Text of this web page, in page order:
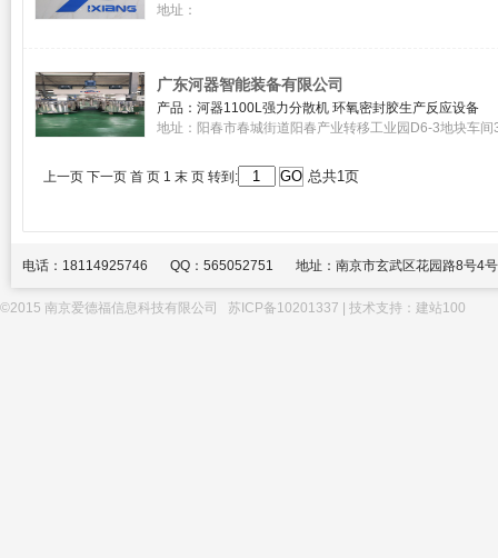
地址：
广东河器智能装备有限公司
产品： 河器1100L强力分散机 环氧密封胶生产反应设备
地址：阳春市春城街道阳春产业转移工业园D6-3地块车间
上一页 下一页 首 页 1 末 页 转到: 总共1页
电话：18114925746 QQ：565052751 地址：南京市玄武区花园路8号4
©2015 南京爱德福信息科技有限公司 苏ICP备10201337 | 技术支持： 建站100